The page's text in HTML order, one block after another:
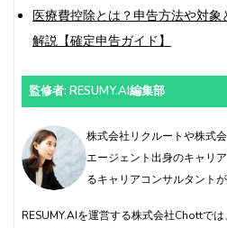
医療費控除とは？申告方法や対
解説【確定申告ガイド】
監修者: RESUMY.AI編集部
株式会社リクルートや株式
エージェント出身のキャリ
るキャリアコンサルタントが
RESUMY.AIを運営する株式会社Chottで